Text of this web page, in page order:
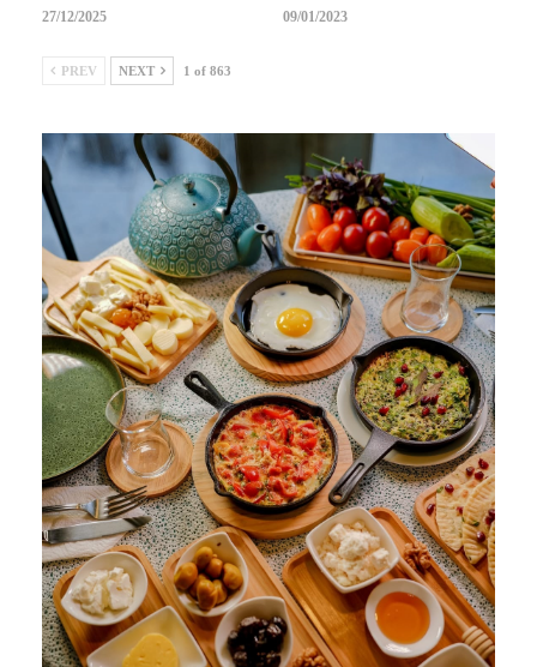
27/12/2025 09/01/2023
PREV NEXT 1 of 863